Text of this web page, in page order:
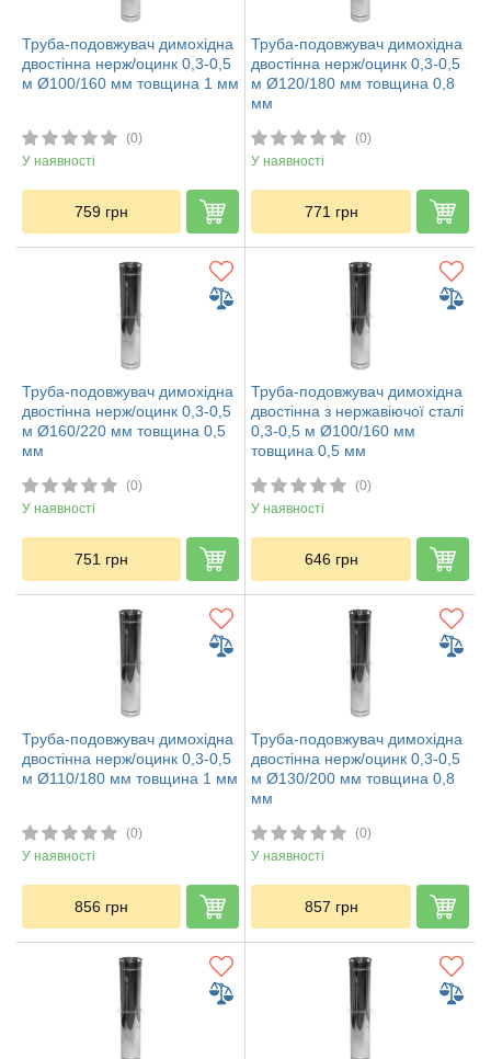
Труба-подовжувач димохідна
двостінна нерж/оцинк 0,3-0,5
м Ø100/160 мм товщина 1 мм
(0)
У наявності
759 грн
Труба-подовжувач димохідна
двостінна нерж/оцинк 0,3-0,5
м Ø120/180 мм товщина 0,8
мм
(0)
У наявності
771 грн
Труба-подовжувач димохідна
двостінна нерж/оцинк 0,3-0,5
м Ø160/220 мм товщина 0,5
мм
(0)
У наявності
751 грн
Труба-подовжувач димохідна
двостінна з нержавіючої сталі
0,3-0,5 м Ø100/160 мм
товщина 0,5 мм
(0)
У наявності
646 грн
Труба-подовжувач димохідна
двостінна нерж/оцинк 0,3-0,5
м Ø110/180 мм товщина 1 мм
(0)
У наявності
856 грн
Труба-подовжувач димохідна
двостінна нерж/оцинк 0,3-0,5
м Ø130/200 мм товщина 0,8
мм
(0)
У наявності
857 грн